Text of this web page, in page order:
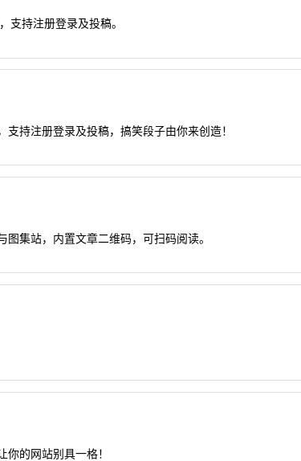
支持注册登录及投稿。
支持注册登录及投稿，搞笑段子由你来创造！
集站，内置文章二维码，可扫码阅读。
的网站别具一格！